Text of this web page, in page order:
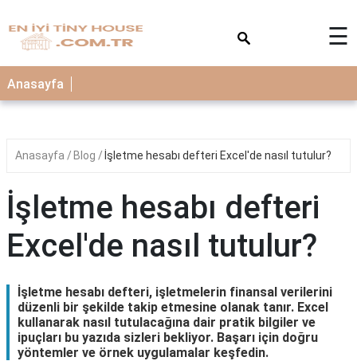
☰
Anasayfa
Anasayfa Blog İşletme hesabı defteri Excel'de nasıl tutulur?
İşletme hesabı defteri
Excel'de nasıl tutulur?
İşletme hesabı defteri, işletmelerin finansal verilerini
düzenli bir şekilde takip etmesine olanak tanır. Excel
kullanarak nasıl tutulacağına dair pratik bilgiler ve
ipuçları bu yazıda sizleri bekliyor. Başarı için doğru
yöntemler ve örnek uygulamalar keşfedin.